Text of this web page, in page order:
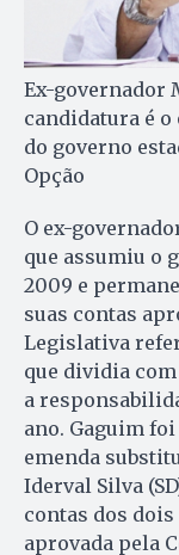
Ex-governador
candidatura é o
do governo
Opção
O ex-
que assumiu o
2009 e
suas contas
Legislativa
que dividia
a
ano. Gaguim
emenda
Iderval Silva
contas dos
aprovada pela